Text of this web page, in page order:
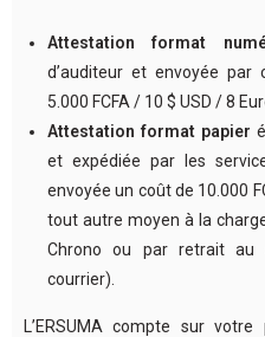
Attestation format
d’auditeur et envoyée
5.000 FCFA / 10 $ USD / 8
Attestation format papier
et expédiée par les
envoyée un coût de 10.000
tout autre moyen à la
Chrono ou par retrait au
courrier).
L’ERSUMA compte sur